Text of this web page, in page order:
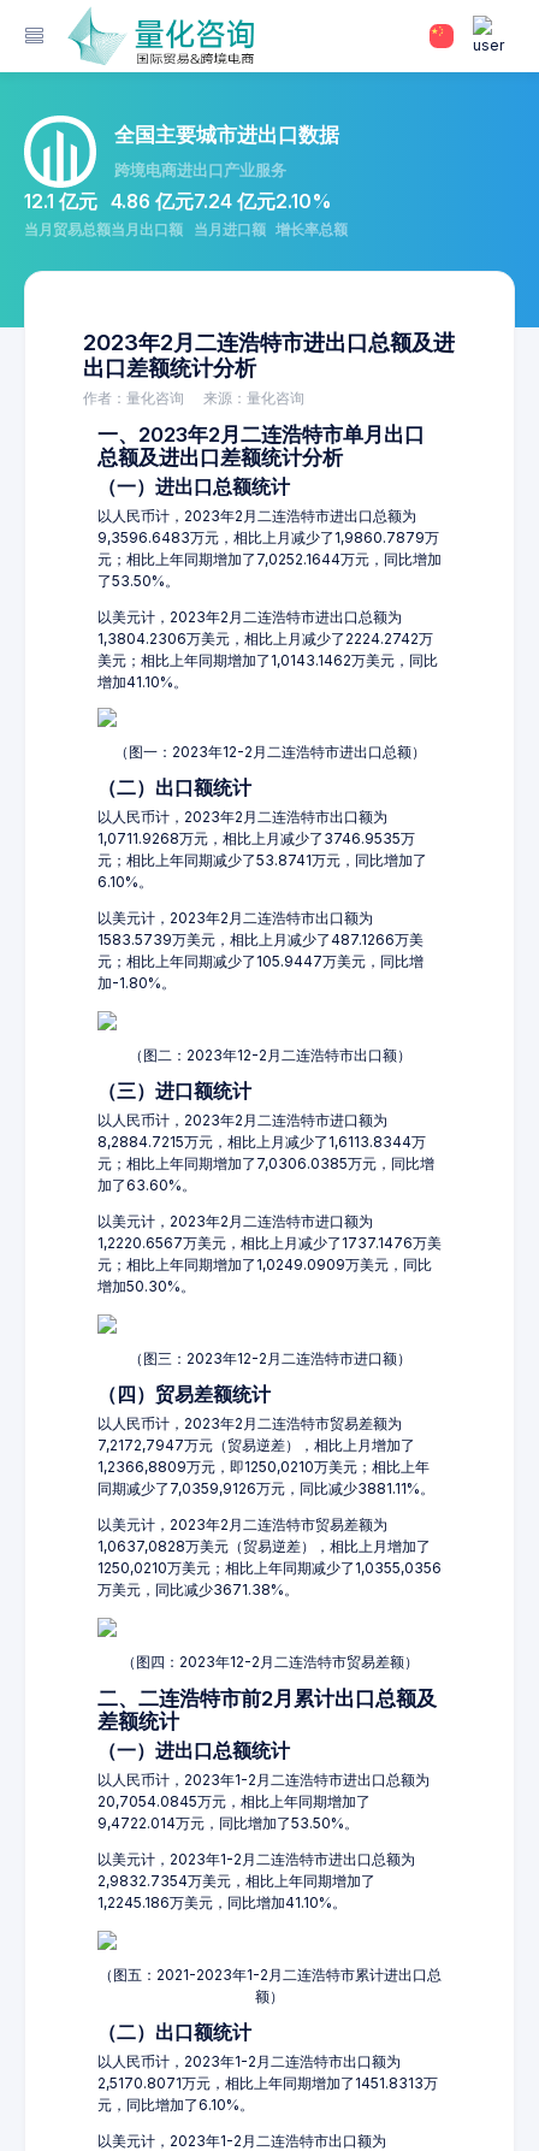
全国主要城市进出口数据
跨境电商进出口产业服务
12.1 亿元
当月贸易总额
4.86 亿元
当月出口额
7.24 亿元
当月进口额
2.10%
增长率总额
2023年2月二连浩特市进出口总额及进
出口差额统计分析
作者：量化咨询 来源：量化咨询
一、2023年2月二连浩特市单月出口
总额及进出口差额统计分析
（一）进出口总额统计
以人民币计，2023年2月二连浩特市进出口总额为
9,3596.6483万元，相比上月减少了1,9860.7879万
元；相比上年同期增加了7,0252.1644万元，同比增加
了53.50%。
以美元计，2023年2月二连浩特市进出口总额为
1,3804.2306万美元，相比上月减少了2224.2742万
美元；相比上年同期增加了1,0143.1462万美元，同比
增加41.10%。
（图一：2023年12-2月二连浩特市进出口总额）
（二）出口额统计
以人民币计，2023年2月二连浩特市出口额为
1,0711.9268万元，相比上月减少了3746.9535万
元；相比上年同期减少了53.8741万元，同比增加了
6.10%。
以美元计，2023年2月二连浩特市出口额为
1583.5739万美元，相比上月减少了487.1266万美
元；相比上年同期减少了105.9447万美元，同比增
加-1.80%。
（图二：2023年12-2月二连浩特市出口额）
（三）进口额统计
以人民币计，2023年2月二连浩特市进口额为
8,2884.7215万元，相比上月减少了1,6113.8344万
元；相比上年同期增加了7,0306.0385万元，同比增
加了63.60%。
以美元计，2023年2月二连浩特市进口额为
1,2220.6567万美元，相比上月减少了1737.1476万美
元；相比上年同期增加了1,0249.0909万美元，同比
增加50.30%。
（图三：2023年12-2月二连浩特市进口额）
（四）贸易差额统计
以人民币计，2023年2月二连浩特市贸易差额为
7,2172,7947万元（贸易逆差），相比上月增加了
1,2366,8809万元，即1250,0210万美元；相比上年
同期减少了7,0359,9126万元，同比减少3881.11%。
以美元计，2023年2月二连浩特市贸易差额为
1,0637,0828万美元（贸易逆差），相比上月增加了
1250,0210万美元；相比上年同期减少了1,0355,0356
万美元，同比减少3671.38%。
（图四：2023年12-2月二连浩特市贸易差额）
二、二连浩特市前2月累计出口总额及
差额统计
（一）进出口总额统计
以人民币计，2023年1-2月二连浩特市进出口总额为
20,7054.0845万元，相比上年同期增加了
9,4722.014万元，同比增加了53.50%。
以美元计，2023年1-2月二连浩特市进出口总额为
2,9832.7354万美元，相比上年同期增加了
1,2245.186万美元，同比增加41.10%。
（图五：2021-2023年1-2月二连浩特市累计进出口总
额）
（二）出口额统计
以人民币计，2023年1-2月二连浩特市出口额为
2,5170.8071万元，相比上年同期增加了1451.8313万
元，同比增加了6.10%。
以美元计，2023年1-2月二连浩特市出口额为